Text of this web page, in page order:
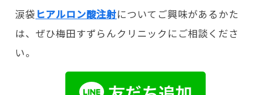
涙袋 ヒアルロン酸注射についてご興味があるかた
は、ぜひ梅田すずらんクリニックにご相談くださ
い。